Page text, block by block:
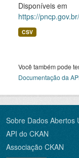
Disponíveis em
https://
CSV
Você também pode
Documentação da
Sobre Dados Abertos
API do CKAN
Associação CKAN